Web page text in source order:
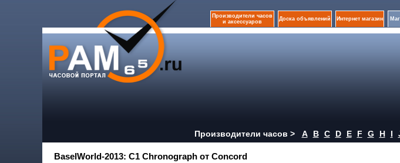
Производители часов
и аксессуаров
Доска объявлений Интернет магазин
Производители часов > A B C D E F G H I
BaselWorld-2013: C1 Chronograph от Concord